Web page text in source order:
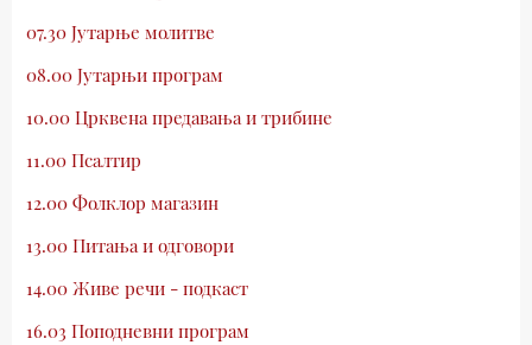
07.30 Јутарње молитве
08.00 Јутарњи програм
10.00 Црквена предавања и трибине
11.00 Псалтир
12.00 Фолклор магазин
13.00 Питања и одговори
14.00 Живе речи - подкаст
16.03 Поподневни програм